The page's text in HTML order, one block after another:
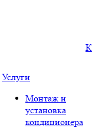
Услуги
Монтаж и
установка
кондиционера